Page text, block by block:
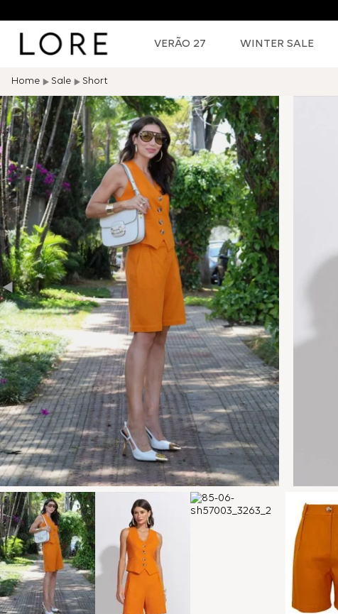
VERÃO 27 WINTER SALE
Sale Short